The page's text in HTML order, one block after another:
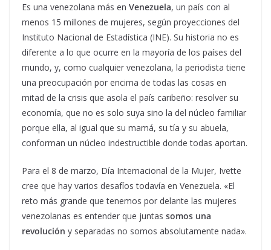
Es una venezolana más en Venezuela, un país con al
menos 15 millones de mujeres, según proyecciones del
Instituto Nacional de Estadística (INE). Su historia no es
diferente a lo que ocurre en la mayoría de los países del
mundo, y, como cualquier venezolana, la periodista tiene
una preocupación por encima de todas las cosas en
mitad de la crisis que asola el país caribeño: resolver su
economía, que no es solo suya sino la del núcleo familiar
porque ella, al igual que su mamá, su tía y su abuela,
conforman un núcleo indestructible donde todas aportan.
Para el 8 de marzo, Día Internacional de la Mujer, Ivette
cree que hay varios desafíos todavía en Venezuela. «El
reto más grande que tenemos por delante las mujeres
venezolanas es entender que juntas somos una
revolución y separadas no somos absolutamente nada».